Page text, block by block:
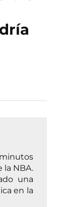
la NBA.
una
en la